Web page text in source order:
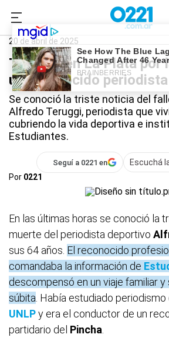
0221.com.ar Deportes
20 de abril de 2025
Tristeza en La Plata por
un reconocido
Se conoció la triste noticia del
Alfredo Teruggi, periodista que
cubriendo la vida deportiva e
Estudiantes.
Seguí a 0221 en
Escuchá
Por 0221
En las últimas horas se conoció la
muerte del periodista deportivo
sus 64 años. El reconocido
comandaba la información de
descompensó en un viaje familiar
súbita . Había estudiado
UNLPy era el conductor de un
partidario del Pincha